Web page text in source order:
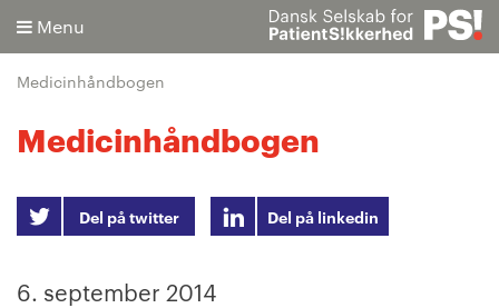
Menu
Søg
Avanceret søgning
Medicinhåndbogen
Medicinhåndbogen
Del på twitter Del på linkedin
6. september 2014